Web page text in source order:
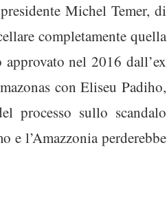
Michel Temer, di
completamente quella
nel 2016 dall’ex
con Eliseu Padiho,
processo sullo scandalo
e l’Amazzonia perderebbe